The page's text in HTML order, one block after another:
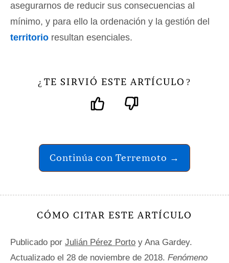
asegurarnos de reducir sus consecuencias al
mínimo, y para ello la ordenación y la gestión del
territorio resultan esenciales.
¿ TE SIRVIÓ ESTE ARTÍCULO ?
Continúa con Terremoto →
CÓMO CITAR ESTE ARTÍCULO
Publicado por Julián Pérez Porto y Ana Gardey.
Actualizado el 28 de noviembre de 2018. Fenómeno